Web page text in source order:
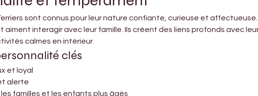
sont connus pour leur nature confiante, curieuse et
aiment interagir avec leur famille. Ils créent des liens profonds avec
calmes en intérieur.
clés
et loyal
alerte
familles et les enfants plus âgés